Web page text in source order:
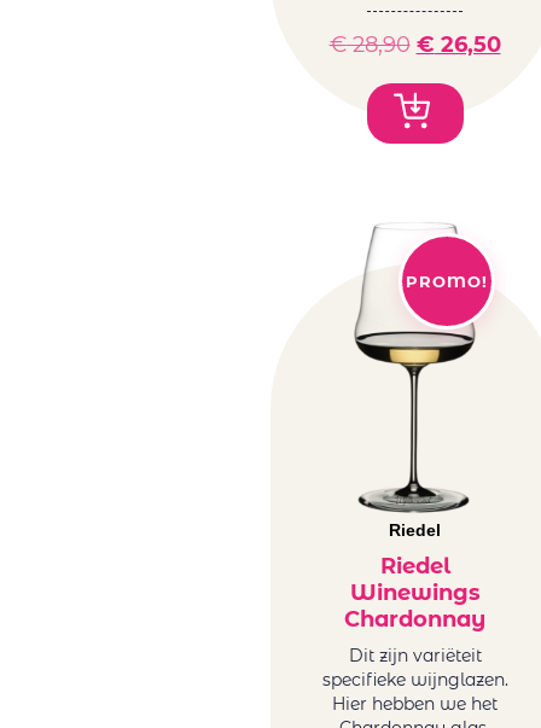
€28,90 € 26,50
PROMO!
Riedel
Riedel
Winewings
Chardonnay
Dit zijn variëteit
specifieke wijnglazen.
Hier hebben we het